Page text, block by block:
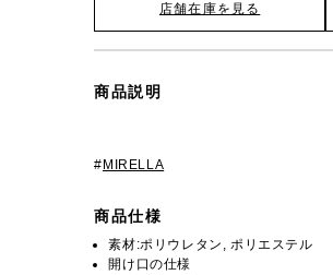
店舗在庫を見る
商品説明
# MIRELLA
商品仕様
素材:ポリウレタン, ポリエステル
開け口の仕様